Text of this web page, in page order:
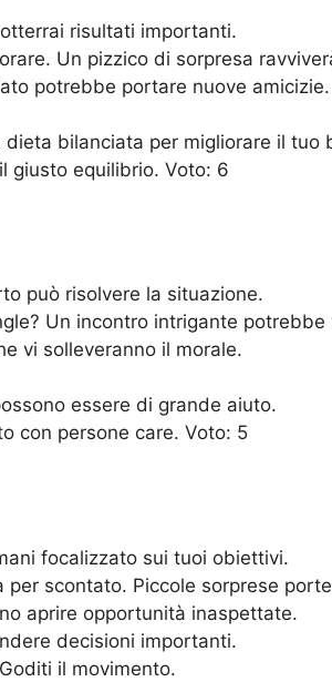
risultati importanti.
Un pizzico di sorpresa
potrebbe portare nuove amicizie.
bilanciata per migliorare il tuo
giusto equilibrio. Voto: 6
può risolvere la situazione.
Un incontro intrigante potrebbe
vi solleveranno il morale.
essere di grande aiuto.
con persone care. Voto: 5
focalizzato sui tuoi obiettivi.
scontato. Piccole sorprese
aprire opportunità inaspettate.
decisioni importanti.
il movimento.